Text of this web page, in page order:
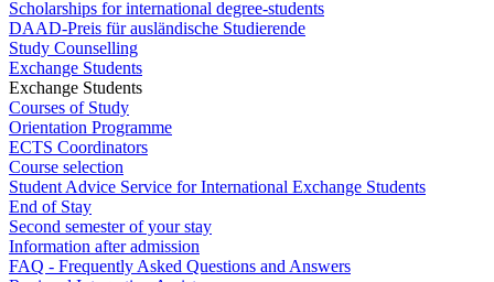
Scholarships for international degree-students
DAAD-Preis für ausländische Studierende
Study Counselling
Exchange Students
Exchange Students
Courses of Study
Orientation Programme
ECTS Coordinators
Course selection
Student Advice Service for International Exchange Students
End of Stay
Second semester of your stay
Information after admission
FAQ - Frequently Asked Questions and Answers